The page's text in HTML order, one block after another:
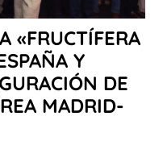
«FRUCTÍFERA
Y
DE
MADRID-